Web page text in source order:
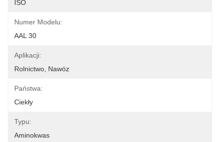
ISO
Numer Modelu:
AAL 30
Aplikacji:
Rolnictwo, Nawóz
Państwa:
Ciekły
Typu:
Aminokwas